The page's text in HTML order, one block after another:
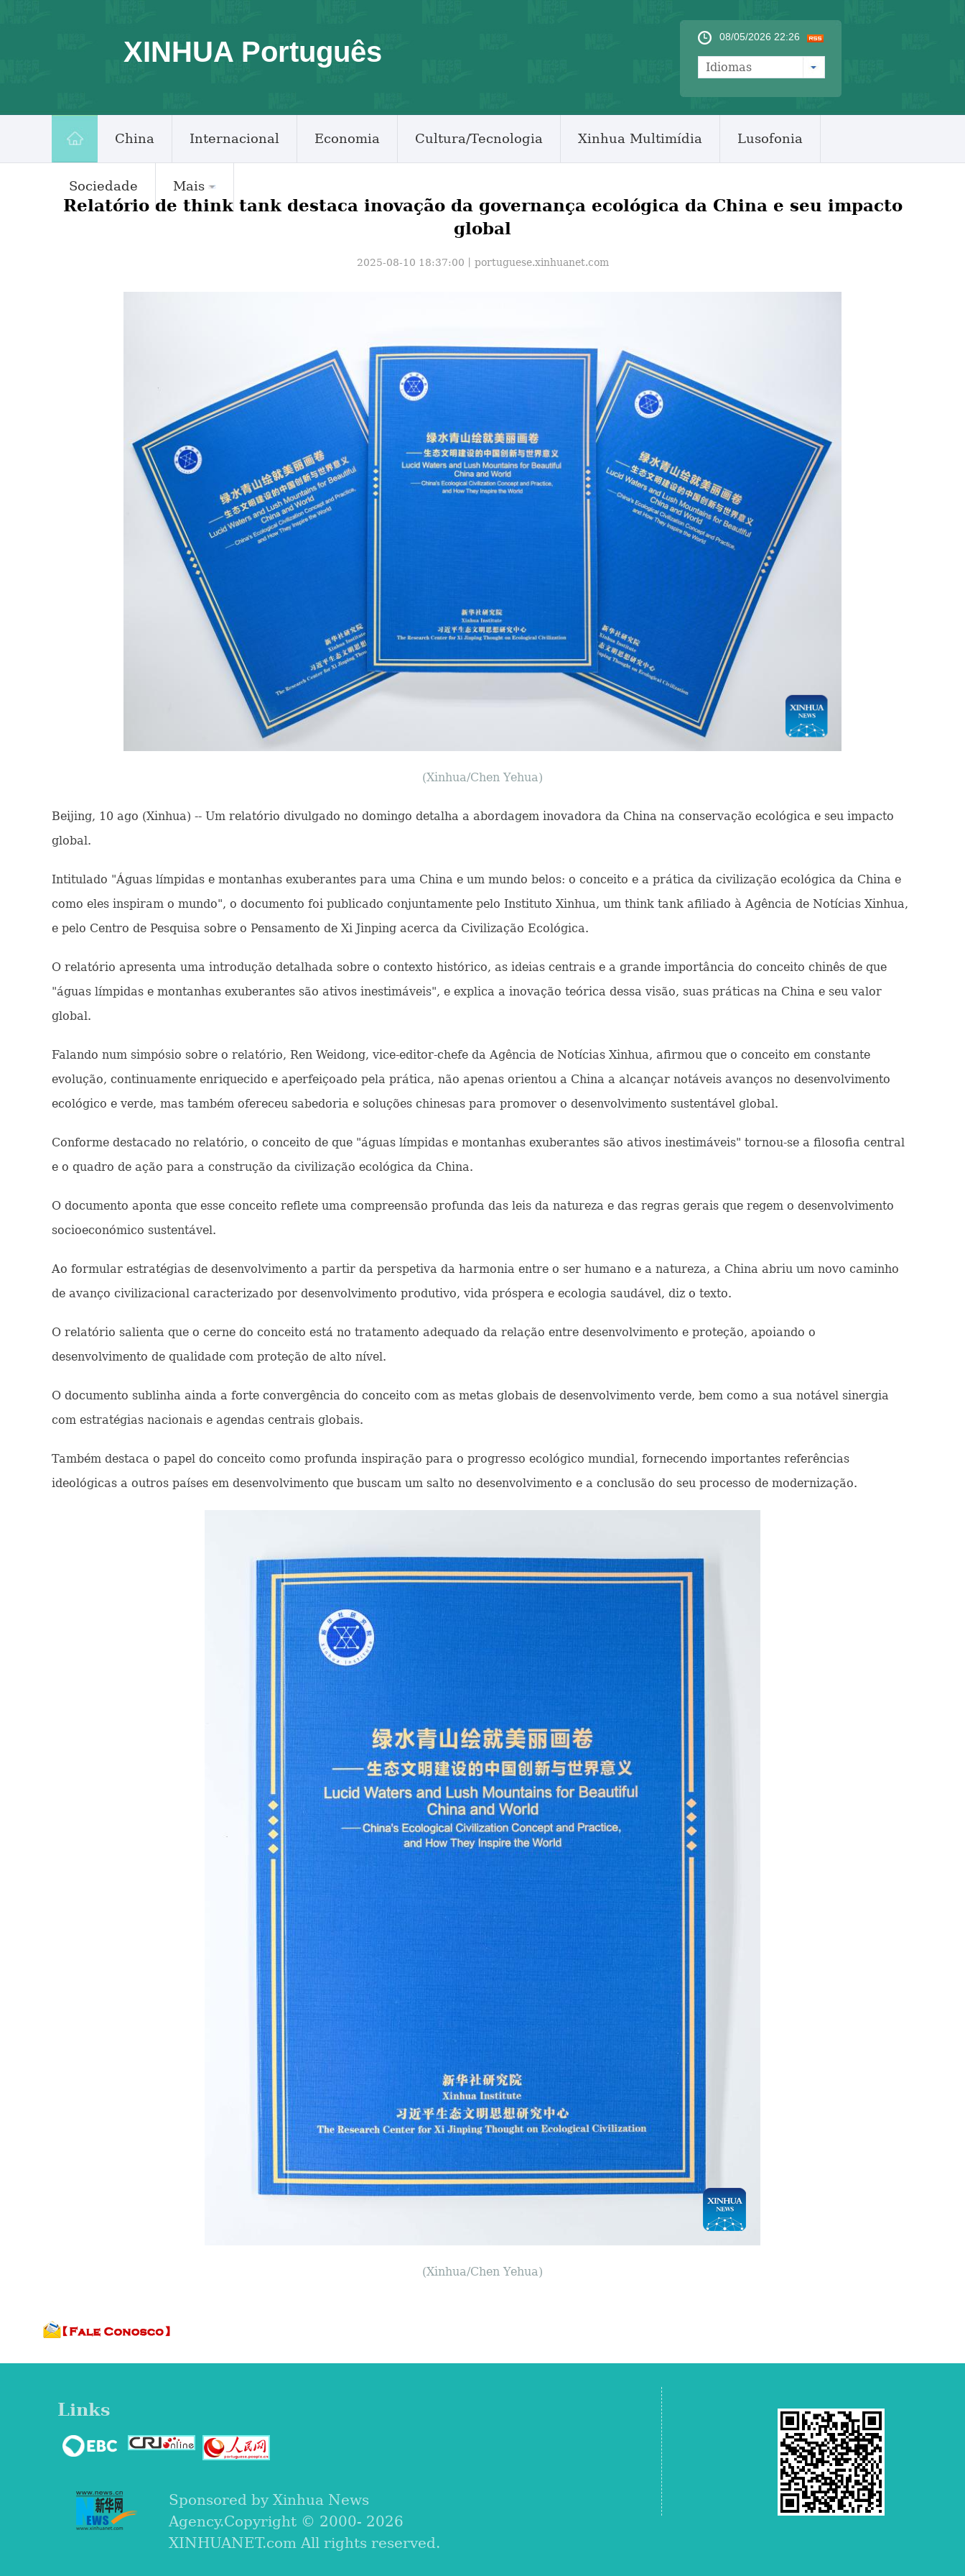
XINHUA Português 08/05/2026 22:26
Idiomas
China Internacional Economia Cultura/Tecnologia Xinhua Multimídia Lusofonia
Sociedade Mais
Relatório de think tank destaca inovação da governança ecológica da China e seu impacto
global
2025-08-10 18:37:00丨 portuguese.xinhuanet.com
(Xinhua/Chen Yehua)
Beijing, 10 ago (Xinhua) -- Um relatório divulgado no domingo detalha a abordagem inovadora da China na conservação ecológica e seu impacto
global.
Intitulado "Águas límpidas e montanhas exuberantes para uma China e um mundo belos: o conceito e a prática da civilização ecológica da China e
como eles inspiram o mundo", o documento foi publicado conjuntamente pelo Instituto Xinhua, um think tank afiliado à Agência de Notícias Xinhua,
e pelo Centro de Pesquisa sobre o Pensamento de Xi Jinping acerca da Civilização Ecológica.
O relatório apresenta uma introdução detalhada sobre o contexto histórico, as ideias centrais e a grande importância do conceito chinês de que
"águas límpidas e montanhas exuberantes são ativos inestimáveis", e explica a inovação teórica dessa visão, suas práticas na China e seu valor
global.
Falando num simpósio sobre o relatório, Ren Weidong, vice-editor-chefe da Agência de Notícias Xinhua, afirmou que o conceito em constante
evolução, continuamente enriquecido e aperfeiçoado pela prática, não apenas orientou a China a alcançar notáveis avanços no desenvolvimento
ecológico e verde, mas também ofereceu sabedoria e soluções chinesas para promover o desenvolvimento sustentável global.
Conforme destacado no relatório, o conceito de que "águas límpidas e montanhas exuberantes são ativos inestimáveis" tornou-se a filosofia central
e o quadro de ação para a construção da civilização ecológica da China.
O documento aponta que esse conceito reflete uma compreensão profunda das leis da natureza e das regras gerais que regem o desenvolvimento
socioeconómico sustentável.
Ao formular estratégias de desenvolvimento a partir da perspetiva da harmonia entre o ser humano e a natureza, a China abriu um novo caminho
de avanço civilizacional caracterizado por desenvolvimento produtivo, vida próspera e ecologia saudável, diz o texto.
O relatório salienta que o cerne do conceito está no tratamento adequado da relação entre desenvolvimento e proteção, apoiando o
desenvolvimento de qualidade com proteção de alto nível.
O documento sublinha ainda a forte convergência do conceito com as metas globais de desenvolvimento verde, bem como a sua notável sinergia
com estratégias nacionais e agendas centrais globais.
Também destaca o papel do conceito como profunda inspiração para o progresso ecológico mundial, fornecendo importantes referências
ideológicas a outros países em desenvolvimento que buscam um salto no desenvolvimento e a conclusão do seu processo de modernização.
(Xinhua/Chen Yehua)
Links
Sponsored by Xinhua News
Agency.Copyright © 2000- 2026
XINHUANET.com All rights reserved.